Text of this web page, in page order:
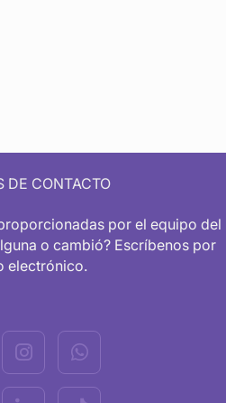
DE CONTACTO
por el equipo del
o cambió? Escríbenos por
electrónico.